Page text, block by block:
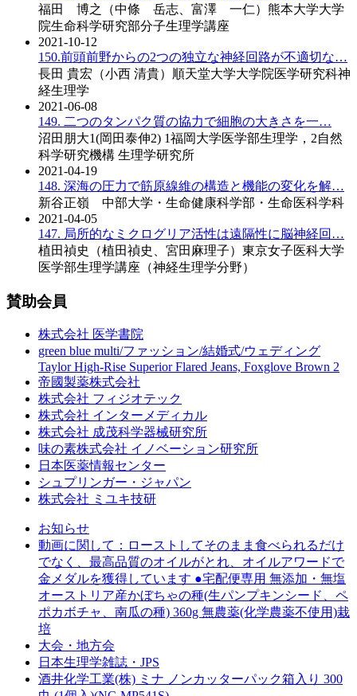
福田 博之（中條 岳志、富澤 一仁）熊本大学大学
院生命科学研究部分子生理学講座
2021-10-12
150.前頭前野からの2つの独立な神経回路が不適切な…
長田 貴宏（小西 清貴）順天堂大学大学院医学研究科神
経生理学
2021-06-08
149. 二つのタンパク質の協力で細胞の大きさを一…
沼田朋大1(岡田泰伸2) 1福岡大学医学部生理学，2自然
科学研究機構 生理学研究所
2021-04-19
148. 深海の圧力で筋原線維の構造と機能の変化を解…
新谷正嶺 中部大学・生命健康科学部・生命医科学科
2021-04-05
147. 局所的なミクログリア活性は遠隔性に脳神経回…
植田禎史（植田禎史、宮田麻理子）東京女子医科大学
医学部生理学講座（神経生理学分野）
賛助会員
株式会社 医学書院
green blue multi/ファッション/結婚式/ウェディング
Taylor High-Rise Superior Flared Jeans, Foxglove Brown 2
帝國製薬株式会社
株式会社 フィジオテック
株式会社 インターメディカル
株式会社 成茂科学器械研究所
味の素株式会社 イノベーション研究所
日本医薬情報センター
シュプリンガー・ジャパン
株式会社 ミユキ技研
お知らせ
動画に関して：ローストしてそのまま食べられるだけ
でなく、最高品質のオイルがとれ、オイルアワードで
金メダルを獲得しています ●宅配便専用 無添加・無塩
オーストリア産かぼちゃの種(生パンプキンシード、ペ
ポカボチャ、南瓜の種) 360g 無農薬(化学農薬不使用)栽
培
大会・地方会
日本生理学雑誌・JPS
酒井化学工業(株) ミナ ノンカッターパック箱入り 300